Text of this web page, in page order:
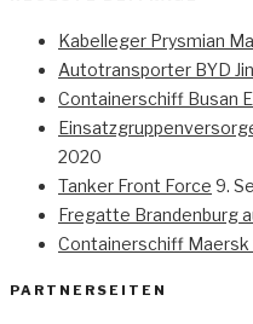
Kabelleger Prysmian
Autotransporter BYD
Containerschiff Busan
2020
Tanker Front Force 9.
Fregatte Brandenburg
Containerschiff Maersk
PARTNERSEITEN